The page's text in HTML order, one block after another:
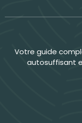
Votre guide
autosuffisant